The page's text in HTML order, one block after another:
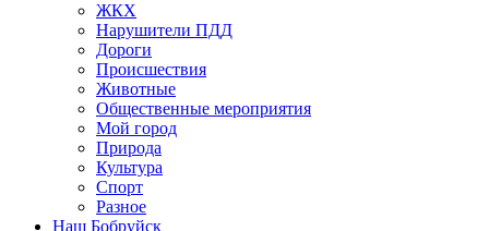
ЖКХ
Нарушители ПДД
Дороги
Происшествия
Животные
Общественные мероприятия
Мой город
Природа
Культура
Спорт
Разное
Наш Бобруйск